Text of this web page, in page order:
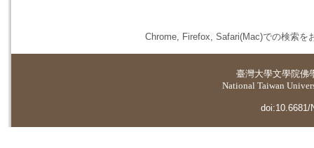
Chrome, Firefox, Safari(Mac)での検索を
臺灣大學文學院佛
National Taiwan
doi:10.6681/